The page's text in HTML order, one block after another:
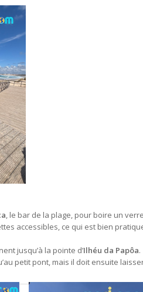
, le bar de la plage, pour boire un
accessibles, ce qui est bien
jusqu’à la pointe d’Ilhéu da Papôa.
petit pont, mais il doit ensuite